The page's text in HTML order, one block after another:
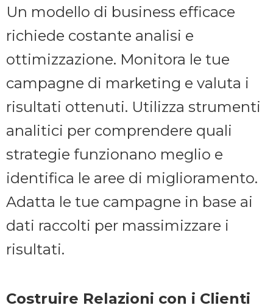
Un modello di business efficace
richiede costante analisi e
ottimizzazione. Monitora le tue
campagne di marketing e valuta i
risultati ottenuti. Utilizza strumenti
analitici per comprendere quali
strategie funzionano meglio e
identifica le aree di miglioramento.
Adatta le tue campagne in base ai
dati raccolti per massimizzare i
risultati.
Costruire Relazioni con i Clienti